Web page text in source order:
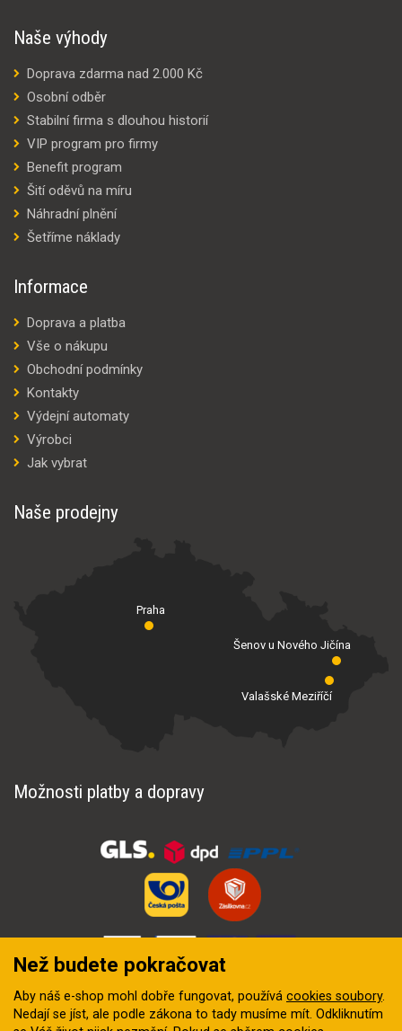
Naše výhody
Doprava zdarma nad 2.000 Kč
Osobní odběr
Stabilní firma s dlouhou historií
VIP program pro firmy
Benefit program
Šití oděvů na míru
Náhradní plnění
Šetříme náklady
Informace
Doprava a platba
Vše o nákupu
Obchodní podmínky
Kontakty
Výdejní automaty
Výrobci
Jak vybrat
Naše prodejny
Praha
Valašské Meziříčí
Šenov u Nového Jičína
Možnosti platby a dopravy
Než budete pokračovat
Aby náš e-shop mohl dobře fungovat, používá cookies soubory.
Nedají se jíst, ale podle zákona to tady musíme mít. Odkliknutím